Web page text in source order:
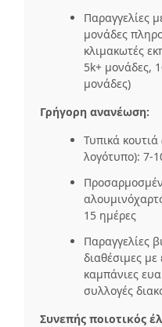
Παραγγελίες
μονάδες
κλιμακωτές
5k+ μονάδες,
μονάδες)
Γρήγορη ανανέωση:
Τυπικά
λογότυπο): 7-
15 ημέρες
Παραγγελίες
διαθέσιμες
καμπάνιες
συλλογές
Συνεπής ποιοτικός